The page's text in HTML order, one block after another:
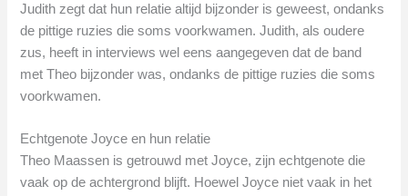
Judith zegt dat hun relatie altijd bijzonder is geweest, ondanks
de pittige ruzies die soms voorkwamen. Judith, als oudere
zus, heeft in interviews wel eens aangegeven dat de band
met Theo bijzonder was, ondanks de pittige ruzies die soms
voorkwamen.
Echtgenote Joyce en hun relatie
Theo Maassen is getrouwd met Joyce, zijn echtgenote die
vaak op de achtergrond blijft. Hoewel Joyce niet vaak in het